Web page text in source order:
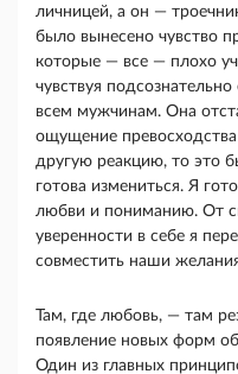
личницей, а он —
было вынесено чувство
которые — все — плохо
чувствуя
всем мужчинам. Она
ощущение
другую реакцию, то это
готова изменить­ся. Я
любви и пони­манию. От
уверенности в себе я
совместить наши
Там, где любовь, — там
появление новых форм
Один из главных